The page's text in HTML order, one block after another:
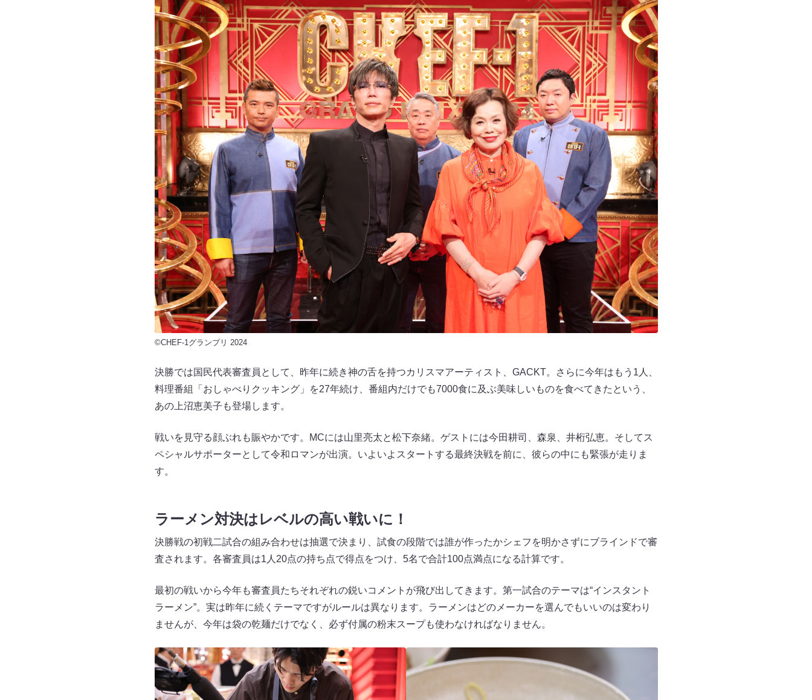
©CHEF-1グランプリ 2024
決勝では国民代表審査員として、昨年に続き神の舌を持つカリスマアーティスト、GACKT。さらに今年はもう1人、
料理番組「おしゃべりクッキング」を27年続け、番組内だけでも7000食に及ぶ美味しいものを食べてきたという、
あの上沼恵美子も登場します。
戦いを見守る顔ぶれも賑やかです。MCには山里亮太と松下奈緒。ゲストには今田耕司、森泉、井桁弘恵。そしてス
ペシャルサポーターとして令和ロマンが出演。いよいよスタートする最終決戦を前に、彼らの中にも緊張が走りま
す。
ラーメン対決はレベルの高い戦いに！
決勝戦の初戦二試合の組み合わせは抽選で決まり、試食の段階では誰が作ったかシェフを明かさずにブラインドで審
査されます。各審査員は1人20点の持ち点で得点をつけ、5名で合計100点満点になる計算です。
最初の戦いから今年も審査員たちそれぞれの鋭いコメントが飛び出してきます。第一試合のテーマは“インスタント
ラーメン”。実は昨年に続くテーマですがルールは異なります。ラーメンはどのメーカーを選んでもいいのは変わり
ませんが、今年は袋の乾麺だけでなく、必ず付属の粉末スープも使わなければなりません。